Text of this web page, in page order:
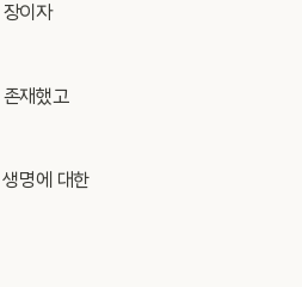
이자
재했고
명에 대한